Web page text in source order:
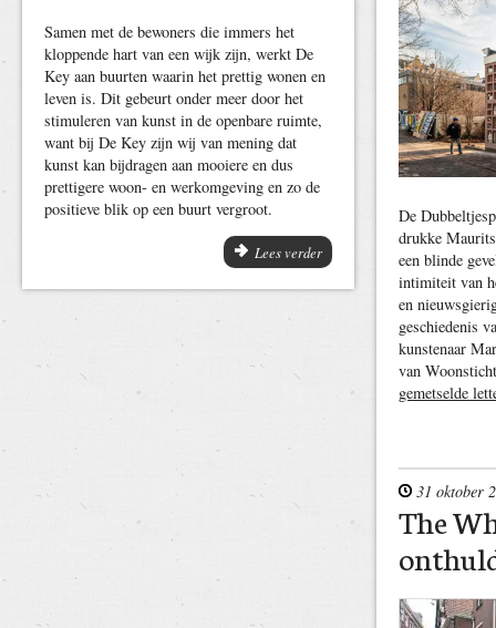
Samen met de bewoners die immers het
kloppende hart van een wijk zijn, werkt De
Key aan buurten waarin het prettig wonen en
leven is. Dit gebeurt onder meer door het
stimuleren van kunst in de openbare ruimte,
want bij De Key zijn wij van mening dat
kunst kan bijdragen aan mooiere en dus
prettigere woon- en werkomgeving en zo de
positieve blik op een buurt vergroot.
Lees verder
De
drukke
een blinde
intimiteit van
en
geschiedenis
kunstenaar
van
gemetselde
31 oktober
The